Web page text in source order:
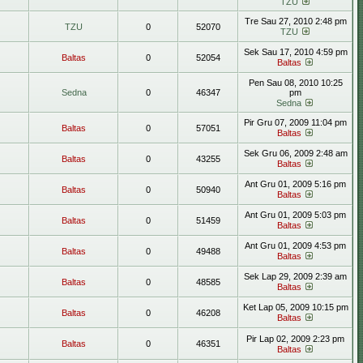
TZU 0 52070
Tre Sau 27, 2010 2:48 pm
TZU
Baltas 0 52054
Sek Sau 17, 2010 4:59 pm
Baltas
Sedna 0 46347
Pen Sau 08, 2010 10:25
pm
Sedna
Baltas 0 57051
Pir Gru 07, 2009 11:04 pm
Baltas
Baltas 0 43255
Sek Gru 06, 2009 2:48 am
Baltas
Baltas 0 50940
Ant Gru 01, 2009 5:16 pm
Baltas
Baltas 0 51459
Ant Gru 01, 2009 5:03 pm
Baltas
Baltas 0 49488
Ant Gru 01, 2009 4:53 pm
Baltas
Baltas 0 48585
Sek Lap 29, 2009 2:39 am
Baltas
Baltas 0 46208
Ket Lap 05, 2009 10:15 pm
Baltas
Baltas 0 46351
Pir Lap 02, 2009 2:23 pm
Baltas